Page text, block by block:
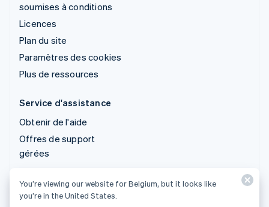
soumises à conditions
Licences
Plan du site
Paramètres des cookies
Plus de ressources
Service d'assistance
Obtenir de l'aide
Offres de support
gérées
© 2026 Stripe, LLC
You’re viewing our website for Belgium, but it looks like
you’re in the United States.